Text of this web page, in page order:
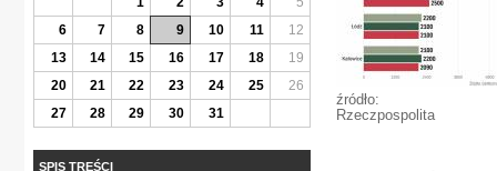
źródło:
Rzeczpospolita
6
7 8 9 10 11
12
13
14 15 16 17 18
19
20
21 22 23 24 25
26
27
28 29 30 31
SPIS TREŚCI